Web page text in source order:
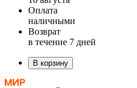
Оплата
наличными
Возврат
в течение 7 дней
В корзину